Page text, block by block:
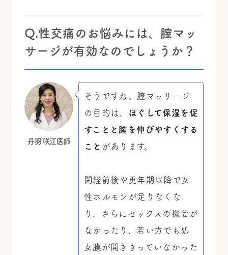
Q.性交痛のお悩みには、膣マッ
サージが有効なのでしょうか？
丹羽 咲江医師
そうですね。膣マッサージ
の目的は、
ほぐして保湿を促
すことと膣を伸びやすくする
こと があります。
閉経前後や更年期以降で女
性ホルモンが足りなくな
り、さらにセックスの機会が
なかったり、若い方でも処
女膜が開ききっていなかった